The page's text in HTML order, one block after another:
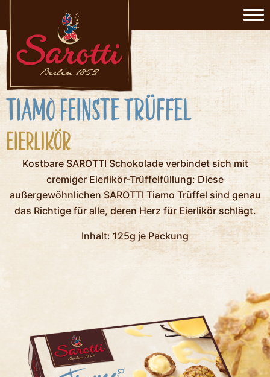
Tiamo Feinste Trüffel
Eierlikör
Kostbare SAROTTI Schokolade verbindet sich mit
cremiger Eierlikör-Trüffelfüllung: Diese
außergewöhnlichen SAROTTI Tiamo Trüffel sind genau
das Richtige für alle, deren Herz für Eierlikör schlägt.
Inhalt: 125g je Packung